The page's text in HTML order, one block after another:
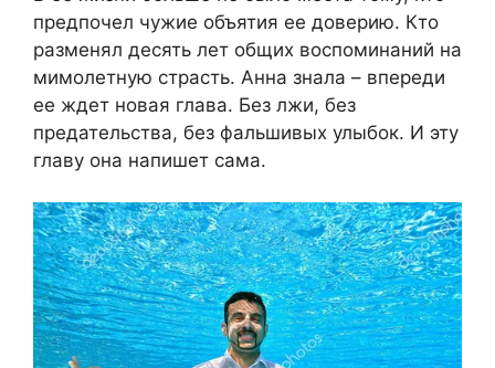
предпочел чужие объятия ее доверию. Кто
разменял десять лет общих воспоминаний на
мимолетную страсть. Анна знала – впереди
ее ждет новая глава. Без лжи, без
предательства, без фальшивых улыбок. И эту
главу она напишет сама.